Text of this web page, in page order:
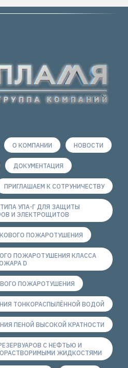
О КОМПАНИИ НОВОСТИ
ДОКУМЕНТАЦИЯ
ПРИГЛАШАЕМ К СОТРУНИЧЕСТВУ
УПА-Г ДЛЯ ЗАЩИТЫ
И ЭЛЕКТРОЩИТОВ
ПОЖАРОТУШЕНИЯ
ПОЖАРОТУШЕНИЯ КЛАССА
D
ПОЖАРОТУШЕНИЯ
ТОНКОРАСПЫЛЁННОЙ ВОДОЙ
ПЕНОЙ ВЫСОКОЙ КРАТНОСТИ
С НЕФТЬЮ И
ЖИДКОСТЯМИ